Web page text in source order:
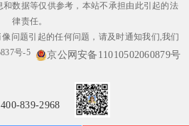
数据等仅供参考，本站不承担由此引起的法
律责任。
问题引起的任何问题，请及时通知我们,我们
号-5 京公网安备11010502060879号
839-2968